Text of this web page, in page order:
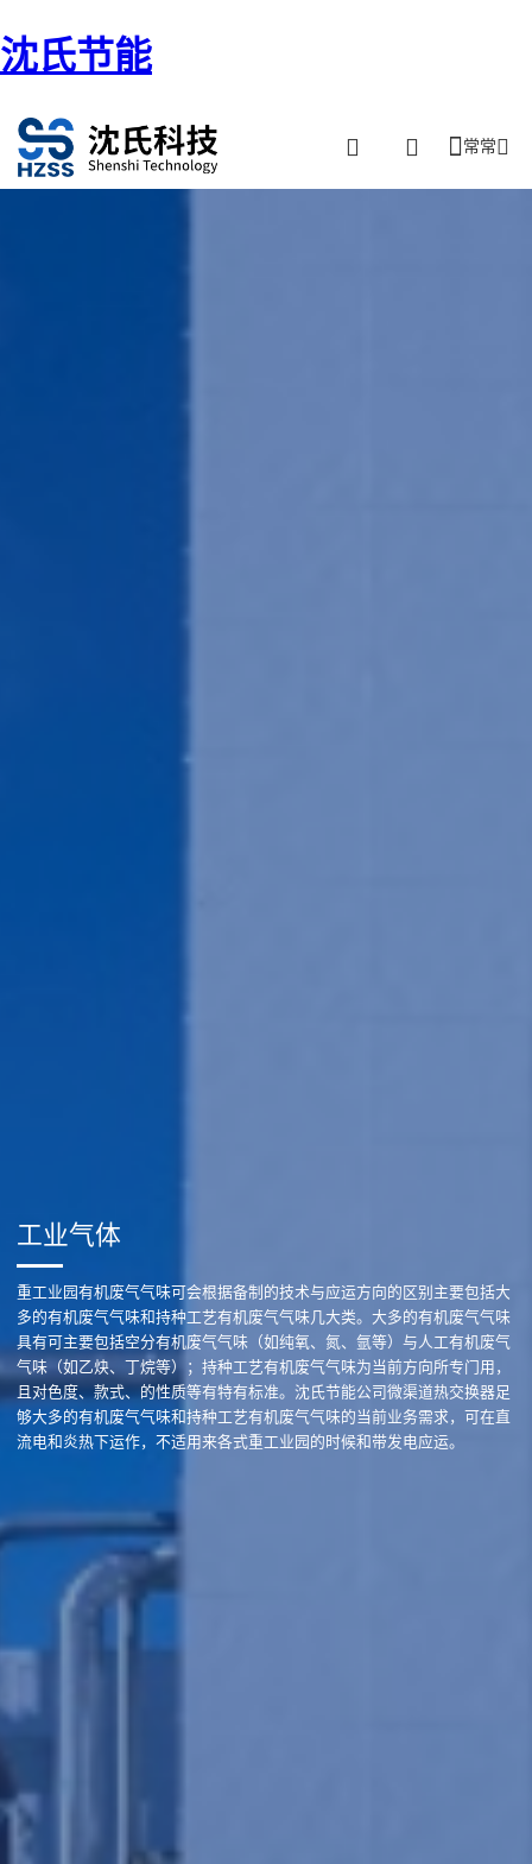
沈氏节能
常常
工业气体
重工业园有机废气气味可会根据备制的技术与应运方向的区别主要包括大
多的有机废气气味和持种工艺有机废气气味几大类。大多的有机废气气味
具有可主要包括空分有机废气气味（如纯氧、氮、氩等）与人工有机废气
气味（如乙炔、丁烷等）；持种工艺有机废气气味为当前方向所专门用，
且对色度、款式、的性质等有特有标准。沈氏节能公司微渠道热交换器足
够大多的有机废气气味和持种工艺有机废气气味的当前业务需求，可在直
流电和炎热下运作，不适用来各式重工业园的时候和带发电应运。